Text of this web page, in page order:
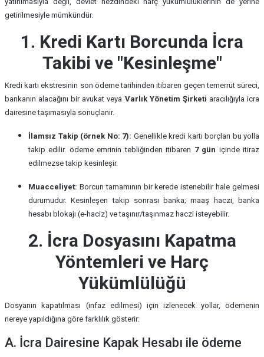
getirilmesiyle mümkündür.
1. Kredi Kartı Borcunda İcra
Takibi ve "Kesinleşme"
Kredi kartı ekstresinin son ödeme tarihinden itibaren geçen temerrüt süreci,
bankanın alacağını bir avukat veya Varlık Yönetim Şirketi aracılığıyla icra
dairesine taşımasıyla sonuçlanır.
İlamsız Takip (örnek No: 7): Genellikle kredi kartı borçları bu yolla
takip edilir. ödeme emrinin tebliğinden itibaren 7 gün içinde itiraz
edilmezse takip kesinleşir.
Muacceliyet: Borcun tamamının bir kerede istenebilir hale gelmesi
durumudur. Kesinleşen takip sonrası banka; maaş haczi, banka
hesabı blokajı (e-haciz) ve taşınır/taşınmaz haczi isteyebilir.
2. İcra Dosyasını Kapatma
Yöntemleri ve Harç
Yükümlülüğü
Dosyanın kapatılması (infaz edilmesi) için izlenecek yollar, ödemenin
nereye yapıldığına göre farklılık gösterir:
A. İcra Dairesine Kapak Hesabı ile ödeme